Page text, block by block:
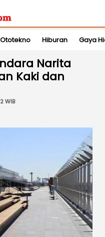
Ototekno Hiburan Gaya
Narita
Kaki dan
WIB